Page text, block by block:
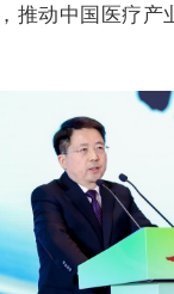
推动中国医疗产